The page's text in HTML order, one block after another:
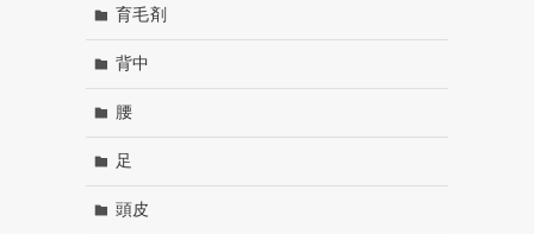
育毛剤
背中
腰
足
頭皮